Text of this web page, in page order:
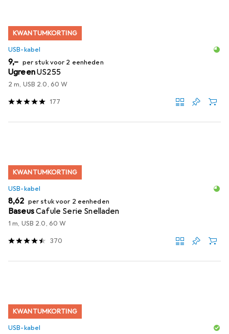
KWANTUMKORTING
USB-kabel
EUR
9,– per stuk voor 2 eenheden
UgreenUS255
2 m, USB 2.0, 60 W
177
KWANTUMKORTING
USB-kabel
EUR
8,62 per stuk voor 2 eenheden
BaseusCafule Serie Snelladen
1 m, USB 2.0, 60 W
370
KWANTUMKORTING
USB-kabel